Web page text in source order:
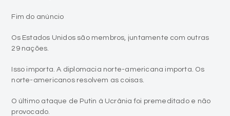
Fim do anúncio
Os Estados Unidos são membros, juntamente com outras
29 nações.
Isso importa. A diplomacia norte-americana importa. Os
norte-americanos resolvem as coisas.
O último ataque de Putin à Ucrânia foi premeditado e não
provocado.